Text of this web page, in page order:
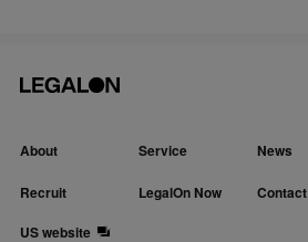
About Service News
Recruit LegalOn Now
Contact
US website